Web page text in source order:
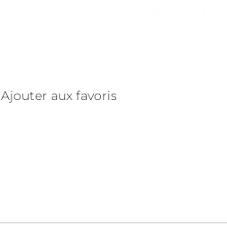
Ajouter aux favoris